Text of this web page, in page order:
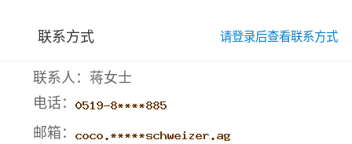
联系方式 请登录后查看联系方式
联系人：蒋女士
电话：
邮箱：